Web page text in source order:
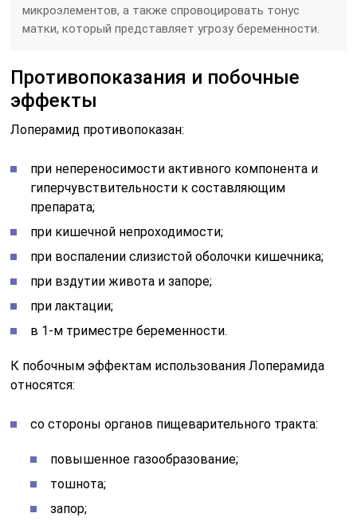
микроэлементов, а также спровоцировать тонус
матки, который представляет угрозу беременности.
Противопоказания и побочные
эффекты
Лоперамид противопоказан:
при непереносимости активного компонента и
гиперчувствительности к составляющим
препарата;
при кишечной непроходимости;
при воспалении слизистой оболочки кишечника;
при вздутии живота и запоре;
при лактации;
в 1-м триместре беременности.
К побочным эффектам использования Лоперамида
относятся:
со стороны органов пищеварительного тракта:
повышенное газообразование;
тошнота;
запор;